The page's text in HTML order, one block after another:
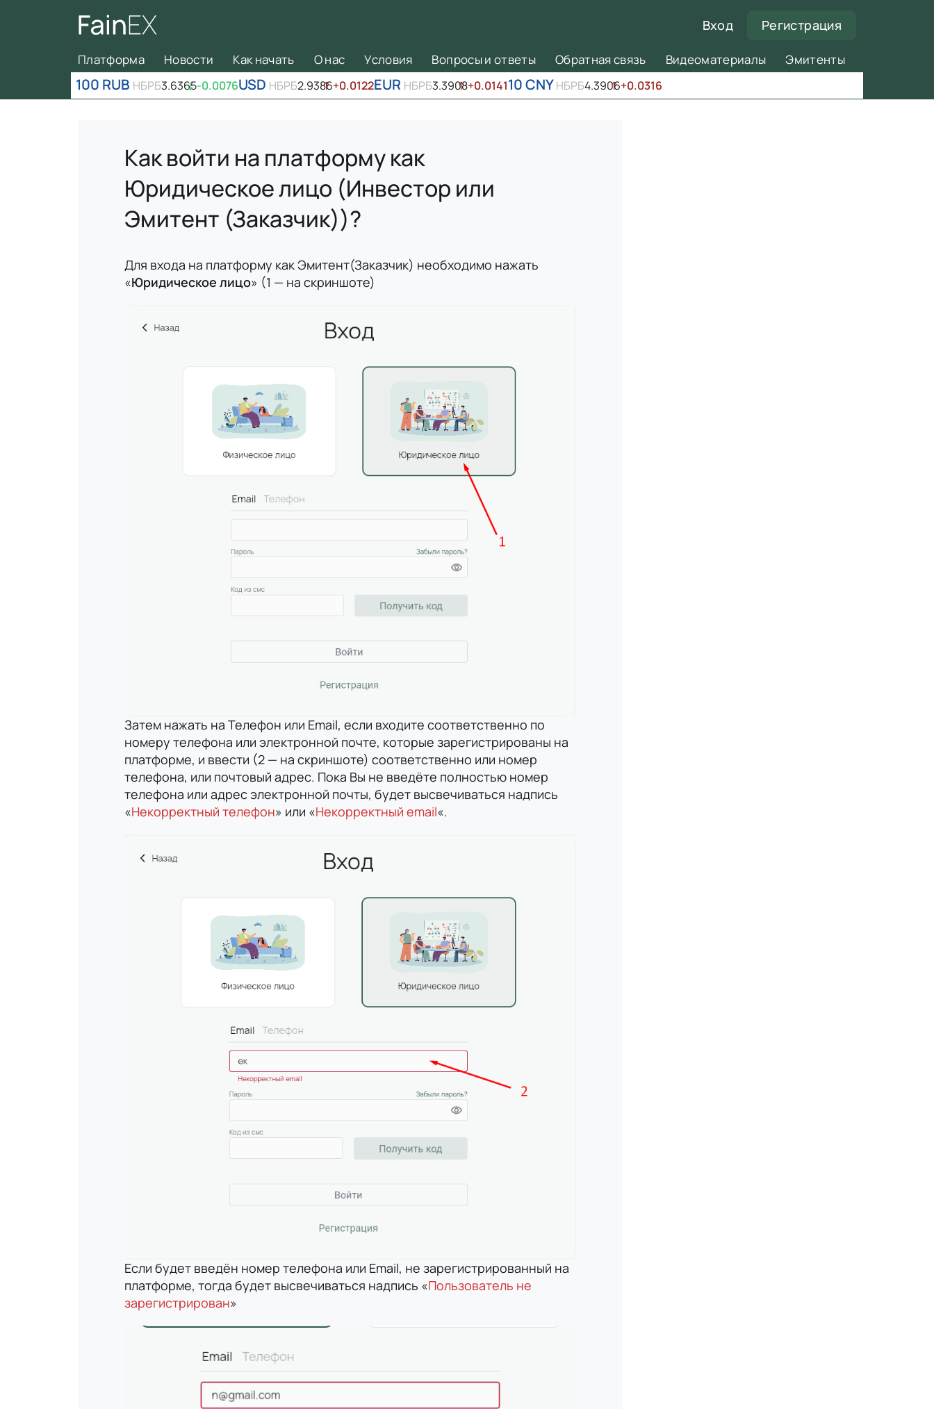
Вход Регистрация
Платформа Новости Как начать О нас Условия Вопросы и ответы Обратная связь Видеоматериалы Эмитенты
100 RUB НБРБ3.6365
↓ -0.0076USD НБРБ2.9386
↑ +0.0122EUR НБРБ3.3908
↑ +0.014110 CNYНБРБ4.3906
↑ +0.0316
Как войти на платформу как
Юридическое лицо (Инвестор или
Эмитент (Заказчик))?
Для входа на платформу как Эмитент(Заказчик) необходимо нажать
«Юридическое лицо» (1 — на скриншоте)
Затем нажать на Телефон или Email, если входите соответственно по
номеру телефона или электронной почте, которые зарегистрированы на
платформе, и ввести (2 — на скриншоте) соответственно или номер
телефона, или почтовый адрес. Пока Вы не введёте полностью номер
телефона или адрес электронной почты, будет высвечиваться надпись
«Некорректный телефон» или «Некорректный email«.
Если будет введён номер телефона или Email, не зарегистрированный на
платформе, тогда будет высвечиваться надпись «Пользователь не
зарегистрирован»